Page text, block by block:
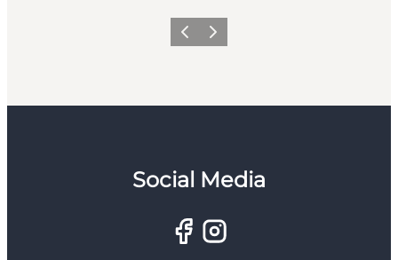
ForrigeNæste
Social Media